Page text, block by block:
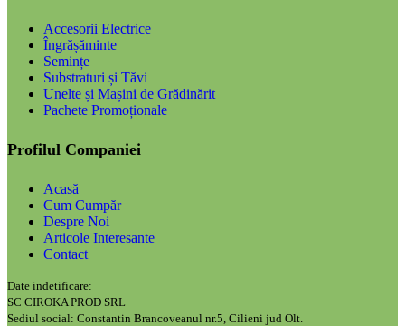
Accesorii Electrice
Îngrășăminte
Semințe
Substraturi și Tăvi
Unelte și Mașini de Grădinărit
Pachete Promoționale
Profilul Companiei
Acasă
Cum Cumpăr
Despre Noi
Articole Interesante
Contact
Date indetificare:
SC CIROKA PROD SRL
Sediul social: Constantin Brancoveanul nr.5, Cilieni jud Olt.